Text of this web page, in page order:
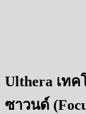
Ulthera เท
ซาวนด์